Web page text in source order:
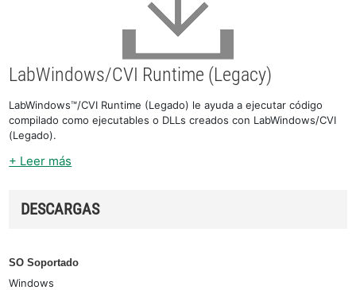
LabWindows/CVI Runtime (Legacy)
LabWindows™/CVI Runtime (Legado) le ayuda a ejecutar código
compilado como ejecutables o DLLs creados con LabWindows/CVI
(Legado).
+ Leer más
DESCARGAS
SO Soportado
Windows